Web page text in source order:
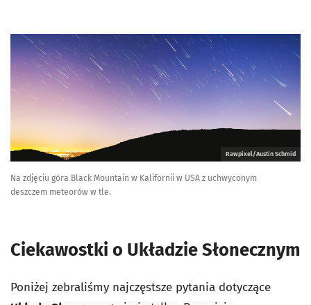
Rawpixel/Austin Schmid
Na zdjęciu góra Black Mountain w Kalifornii w USA z uchwyconym
deszczem meteorów w tle.
Ciekawostki o Układzie Słonecznym
Poniżej zebraliśmy najczęstsze pytania dotyczące